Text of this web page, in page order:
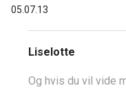
05.07.13
Liselotte
Og hvis du vil vide